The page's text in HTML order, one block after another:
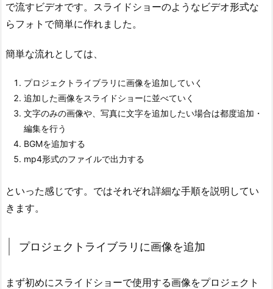
で流すビデオです。スライドショーのようなビデオ形式な
らフォトで簡単に作れました。
簡単な流れとしては、
プロジェクトライブラリに画像を追加していく
追加した画像をスライドショーに並べていく
文字のみの画像や、写真に文字を追加したい場合は都度追加・
編集を行う
BGMを追加する
mp4形式のファイルで出力する
といった感じです。ではそれぞれ詳細な手順を説明してい
きます。
プロジェクトライブラリに画像を追加
まず初めにスライドショーで使用する画像をプロジェクト